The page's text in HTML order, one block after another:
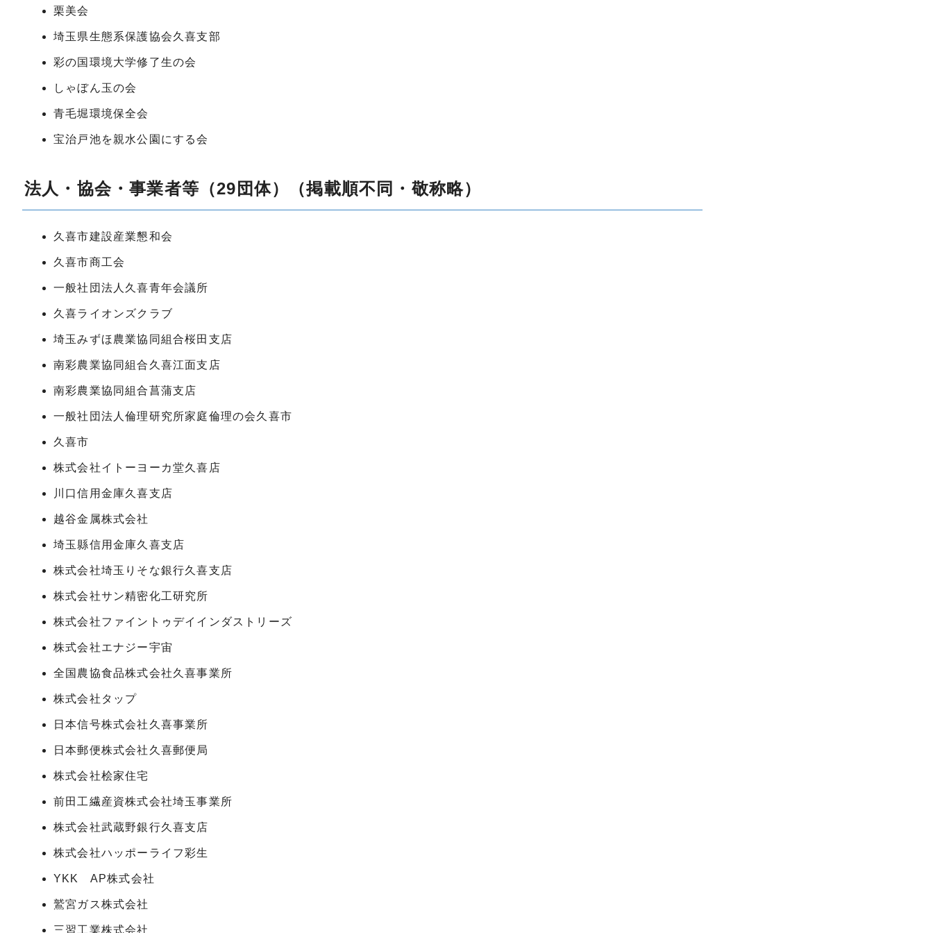
栗美会
埼玉県生態系保護協会久喜支部
彩の国環境大学修了生の会
しゃぼん玉の会
青毛堀環境保全会
宝治戸池を親水公園にする会
法人・協会・事業者等（29団体）（掲載順不同・敬称略）
久喜市建設産業懇和会
久喜市商工会
一般社団法人久喜青年会議所
久喜ライオンズクラブ
埼玉みずほ農業協同組合桜田支店
南彩農業協同組合久喜江面支店
南彩農業協同組合菖蒲支店
一般社団法人倫理研究所家庭倫理の会久喜市
久喜市
株式会社イトーヨーカ堂久喜店
川口信用金庫久喜支店
越谷金属株式会社
埼玉縣信用金庫久喜支店
株式会社埼玉りそな銀行久喜支店
株式会社サン精密化工研究所
株式会社ファイントゥデイインダストリーズ
株式会社エナジー宇宙
全国農協食品株式会社久喜事業所
株式会社タップ
日本信号株式会社久喜事業所
日本郵便株式会社久喜郵便局
株式会社桧家住宅
前田工繊産資株式会社埼玉事業所
株式会社武蔵野銀行久喜支店
株式会社ハッポーライフ彩生
YKK AP株式会社
鷲宮ガス株式会社
三習工業株式会社